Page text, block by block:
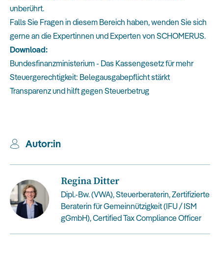
unberührt.
Falls Sie Fragen in diesem Bereich haben, wenden Sie sich
gerne an die Expertinnen und Experten von SCHOMERUS.
Download:
Bundesfinanzministerium - Das Kassengesetz für mehr
Steuergerechtigkeit: Belegausgabepflicht stärkt
Transparenz und hilft gegen Steuerbetrug
Autor:in
Regina Ditter
Dipl.-Bw. (VWA), Steuerberaterin, Zertifizierte
Beraterin für Gemeinnützigkeit (IFU / ISM
gGmbH), Certified Tax Compliance Officer